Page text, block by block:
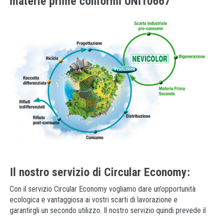
Prototipazione
Analisi materie plastiche
Richiesta informazioni
Il nostro servizio di Circular Economy:
Con il servizio Circular Economy vogliamo dare un’opportunità
ecologica e vantaggiosa ai vostri scarti di lavorazione e
garantirgli un secondo utilizzo. Il nostro servizio quindi prevede il